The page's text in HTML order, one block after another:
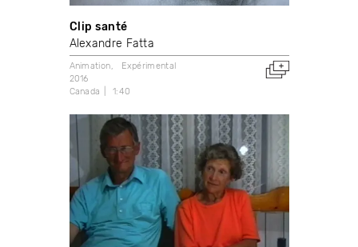
Clip santé
Alexandre Fatta
Animation
Expérimental
2016
Canada
1:40